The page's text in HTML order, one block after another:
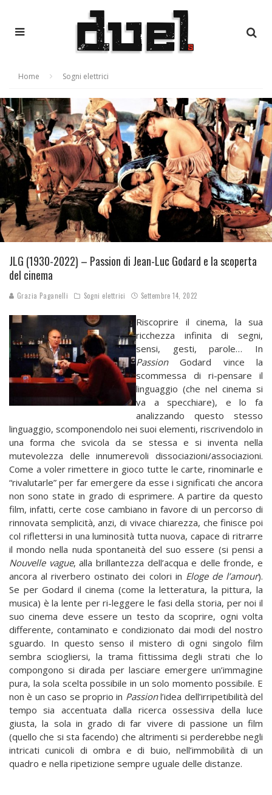
Home Sogni elettrici
JLG (1930-2022) – Passion di Jean-Luc Godard e la scoperta
del cinema
Grazia Paganelli Sogni elettrici Settembre 14, 2022
Riscoprire il cinema, la sua
ricchezza infinita di segni,
sensi, gesti, parole… In
PassionGodard vince la
scommessa di ri-pensare il
linguaggio (che nel cinema si
va a specchiare), e lo fa
analizzando questo stesso
linguaggio, scomponendolo nei suoi elementi, riscrivendolo in
una forma che svicola da se stessa e si inventa nella
mutevolezza delle innumerevoli dissociazioni/associazioni.
Come a voler rimettere in gioco tutte le carte, rinominarle e
“rivalutarle” per far emergere da esse i significati che ancora
non sono state in grado di esprimere. A partire da questo
film, infatti, certe cose cambiano in favore di un percorso di
rinnovata semplicità, anzi, di vivace chiarezza, che finisce poi
col riflettersi in una luminosità tutta nuova, capace di ritrarre
il mondo nella nuda spontaneità del suo essere (si pensi a
Nouvelle vague, alla brillantezza dell’acqua e delle fronde, e
ancora al riverbero ostinato dei colori in Eloge de l’amour).
Se per Godard il cinema (come la letteratura, la pittura, la
musica) è la lente per ri-leggere le fasi della storia, per noi il
suo cinema deve essere un testo da scoprire, ogni volta
differente, contaminato e condizionato dai modi del nostro
sguardo. In questo senso il mistero di ogni singolo film
sembra sciogliersi, la trama fittissima degli strati che lo
compongono si dirada per lasciare emergere un’immagine
pura, la sola scelta possibile in un solo momento possibile. E
non è un caso se proprio in Passionl’idea dell’irripetibilità del
tempo sia accentuata dalla ricerca ossessiva della luce
giusta, la sola in grado di far vivere di passione un film
(quello che si sta facendo) che altrimenti si perderebbe negli
intricati cunicoli di ombra e di buio, nell’immobilità di un
quadro e nella ripetizione sempre uguale delle distanze.